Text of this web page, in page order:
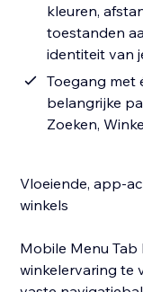
kleuren,
toestanden
identiteit van
Toegang met
belangrijke
Zoeken,
Vloeiende, app-
winkels
Mobile Menu
winkelervaring te